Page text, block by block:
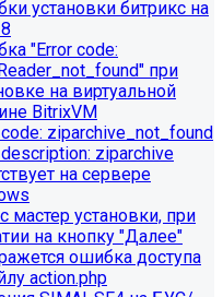
которому в
таблицы.
продуктов на
установки битрикс на
"Error сode:
при
на виртуальной
BitrixVM
ziparchive_not_found
ziparchive
на сервере
мастер установки, при
на кнопку "Далее"
ошибка доступа
action.php